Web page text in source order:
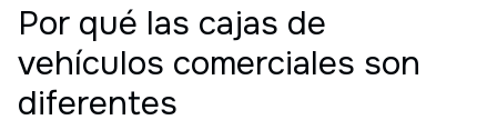
Por qué las cajas de
vehículos comerciales son
diferentes